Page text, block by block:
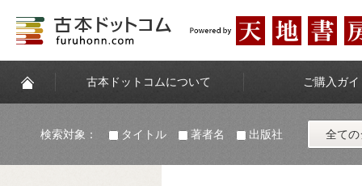
古本ドットコムについて ご購入ガ
検索対象： タイトル 著者名 出版社 全て